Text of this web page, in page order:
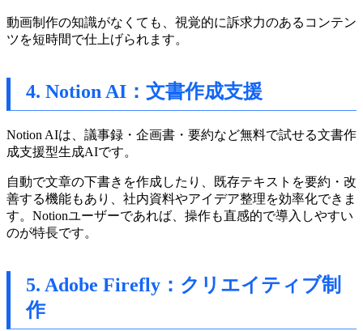
動画制作の知識がなくても、視覚的に訴求力のあるコンテン
ツを短時間で仕上げられます。
4. Notion AI：文書作成支援
Notion AIは、議事録・企画書・要約など無料で試せる文書作
成支援型生成AIです。
自動で文章の下書きを作成したり、既存テキストを要約・改
善する機能もあり、社内資料やアイデア整理を効率化できま
す。Notionユーザーであれば、操作も直感的で導入しやすい
のが特長です。
5. Adobe Firefly：クリエイティブ制
作